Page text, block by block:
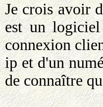
Je crois avoir
est un
connexion
ip et d'un
de connaître